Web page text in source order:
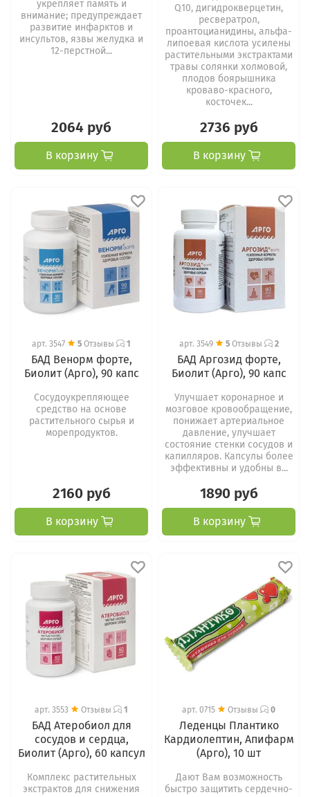
укрепляет память и
внимание; предупреждает
развитие инфарктов и
инсультов, язвы желудка и
12-перстной...
2064 руб
В корзину
Q10, дигидрокверцетин,
ресвератрол,
проантоцианидины, альфа-
липоевая кислота усилены
растительными экстрактами
травы солянки холмовой,
плодов боярышника
кроваво-красного,
косточек...
2736 руб
В корзину
арт. 3547 5 Отзывы 1
БАД Венорм форте,
Биолит (Арго), 90 капс
Сосудоукрепляющее
средство на основе
растительного сырья и
морепродуктов.
2160 руб
В корзину
арт. 3549 5Отзывы 2
БАД Аргозид форте,
Биолит (Арго), 90 капс
Улучшает коронарное и
мозговое кровообращение,
понижает артериальное
давление, улучшает
состояние стенки сосудов и
капилляров. Капсулы более
эффективны и удобны в...
1890 руб
В корзину
арт. 3553 Отзывы 1
БАД Атеробиол для
сосудов и сердца,
Биолит (Арго), 60 капсул
Комплекс растительных
экстрактов для снижения
арт. 0715 Отзывы 0
Леденцы Плантико
Кардиолептин, Апифарм
(Арго), 10 шт
Дают Вам возможность
быстро защитить сердечно-